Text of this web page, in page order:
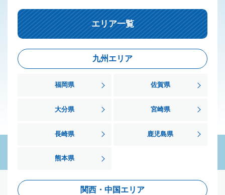
エリア一覧
九州エリア
福岡県 佐賀県
大分県 宮崎県
長崎県 鹿児島県
熊本県
関西・中国エリア